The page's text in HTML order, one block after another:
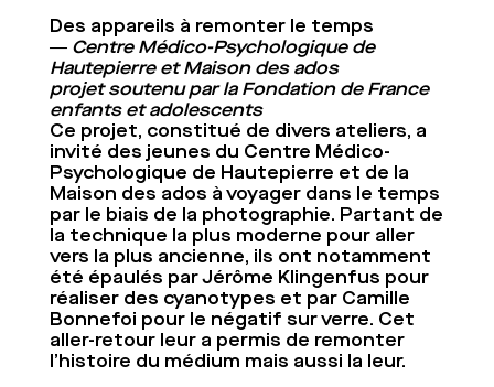
Des appareils à remonter le temps
― Centre Médico-Psychologique de
Hautepierre et Maison des ados
projet soutenu par la Fondation de France
enfants et adolescents
Ce projet, constitué de divers ateliers, a
invité des jeunes du Centre Médico-
Psychologique de Hautepierre et de la
Maison des ados à voyager dans le temps
par le biais de la photographie. Partant de
la technique la plus moderne pour aller
vers la plus ancienne, ils ont notamment
été épaulés par Jérôme Klingenfus pour
réaliser des cyanotypes et par Camille
Bonnefoi pour le négatif sur verre. Cet
aller-retour leur a permis de remonter
l’histoire du médium mais aussi la leur.